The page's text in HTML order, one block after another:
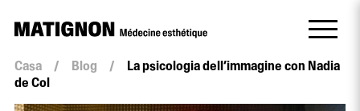
Casa / Blog /
La psicologia dell’immagine con Nadia
de Col